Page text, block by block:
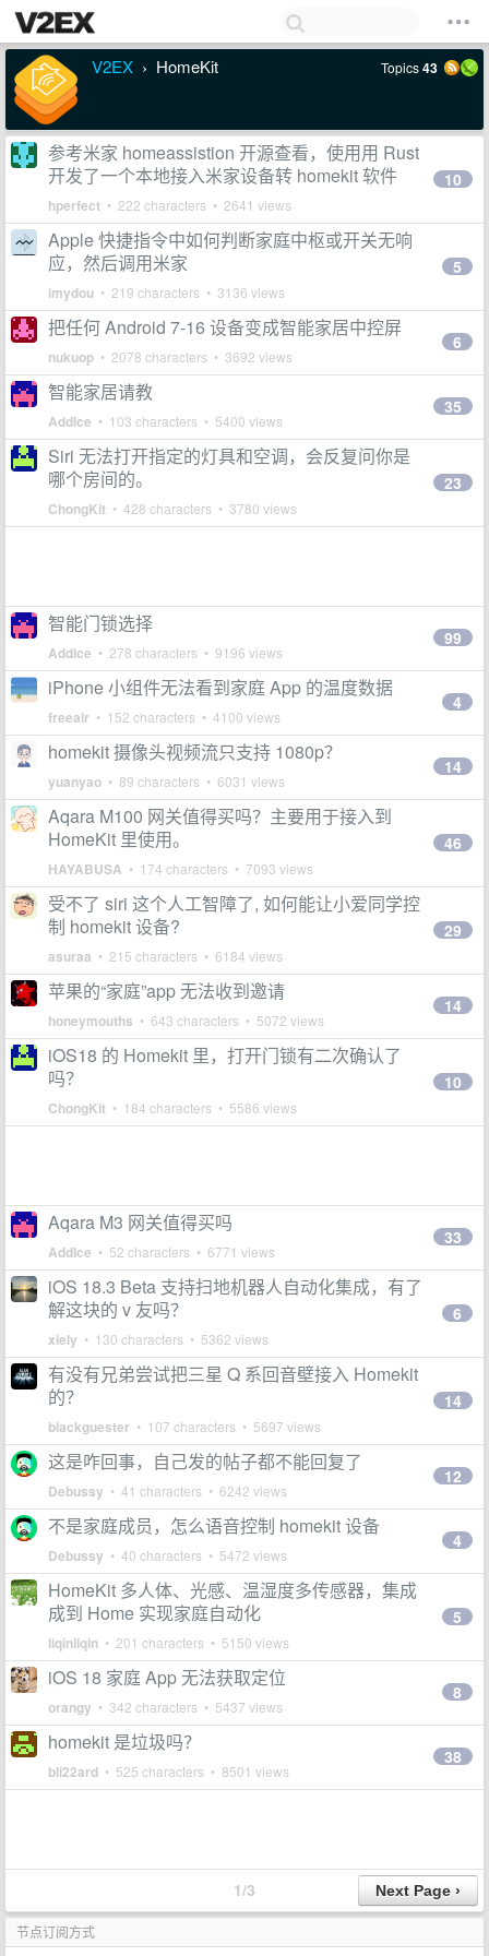
V2EX › HomeKit Topics43
参考米家 homeassistion 开源查看，使用用 Rust
开发了一个本地接入米家设备转 homekit 软件
hperfect • 222 characters • 2641 views
10
Apple 快捷指令中如何判断家庭中枢或开关无响
应，然后调用米家
imydou • 219 characters • 3136 views
5
把任何 Android 7-16 设备变成智能家居中控屏
nukuop • 2078 characters • 3692 views
6
智能家居请教
AddIce • 103 characters • 5400 views
35
Siri 无法打开指定的灯具和空调，会反复问你是
哪个房间的。
ChongKit • 428 characters • 3780 views
23
智能门锁选择
AddIce • 278 characters • 9196 views
99
iPhone 小组件无法看到家庭 App 的温度数据
freeair • 152 characters • 4100 views
4
homekit 摄像头视频流只支持 1080p？
yuanyao • 89 characters • 6031 views
14
Aqara M100 网关值得买吗？主要用于接入到
HomeKit 里使用。
HAYABUSA • 174 characters • 7093 views
46
受不了 siri 这个人工智障了, 如何能让小爱同学控
制 homekit 设备?
asuraa • 215 characters • 6184 views
29
苹果的“家庭”app 无法收到邀请
honeymouths • 643 characters • 5072 views
14
iOS18 的 Homekit 里，打开门锁有二次确认了
吗？
ChongKit • 184 characters • 5586 views
10
Aqara M3 网关值得买吗
AddIce • 52 characters • 6771 views
33
iOS 18.3 Beta 支持扫地机器人自动化集成，有了
解这块的 v 友吗？
xiely • 130 characters • 5362 views
6
有没有兄弟尝试把三星 Q 系回音壁接入 Homekit
的？
blackguester • 107 characters • 5697 views
14
这是咋回事，自己发的帖子都不能回复了
Debussy • 41 characters • 6242 views
12
不是家庭成员，怎么语音控制 homekit 设备
Debussy • 40 characters • 5472 views
4
HomeKit 多人体、光感、温湿度多传感器，集成
成到 Home 实现家庭自动化
liqinliqin • 201 characters • 5150 views
5
iOS 18 家庭 App 无法获取定位
orangy • 342 characters • 5437 views
8
homekit 是垃圾吗？
bli22ard • 525 characters • 8501 views
38
1/3
节点订阅方式